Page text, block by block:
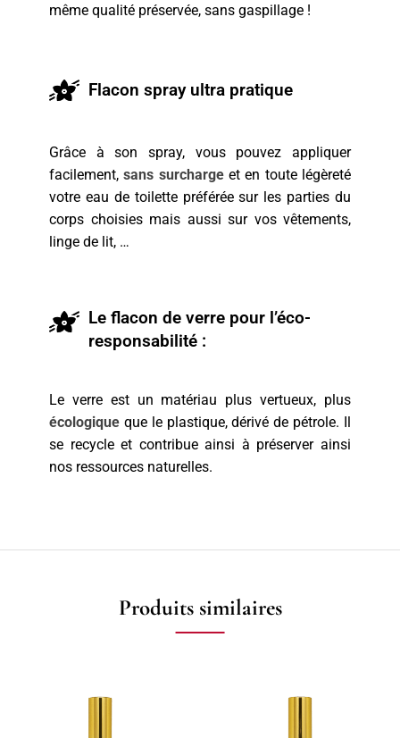
même qualité préservée, sans gaspillage !
Flacon spray ultra pratique
Grâce à son spray, vous pouvez appliquer
facilement,sans surchargeet en toute légèreté
votre eau de toilette préférée sur les parties du
corps choisies mais aussi sur vos vêtements,
linge de lit, …
Le flacon de verre pour l’éco-
responsabilité :
Le verre est un matériau plus vertueux, plus
écologique que le plastique, dérivé de pétrole. Il
se recycle et contribue ainsi à préserver ainsi
nos ressources naturelles.
Produits similaires